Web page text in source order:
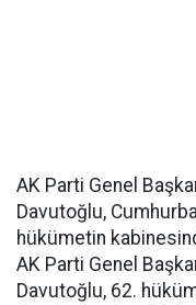
AK Parti Genel
Davutoğlu,
hükümetin
AK Parti Genel
Davutoğlu, 62.